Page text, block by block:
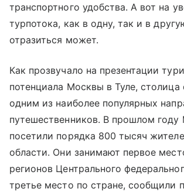
транспортного удобства. А вот на
турпотока, как в одну, так и в
отразиться может.
Как прозвучало на презентации
потенциала Москвы в Туле, столица
одним из наиболее популярных
путешественников. В прошлом году
посетили порядка 800 тысяч
области. Они занимают первое
регионов Центрального
третье место по стране, сообщили